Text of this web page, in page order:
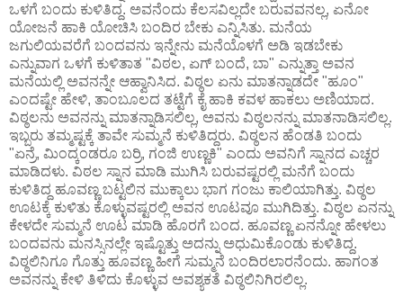
ಒಳಗೆ ಬಂದು ಕುಳಿತಿದ್ದ. ಅವನೆಂದು ಕೆಲಸವಿಲ್ಲದೇ ಬರುವವನಲ್ಲ, ಏನೋ
ಯೋಜನೆ ಹಾಕಿ ಯೋಚಿಸಿ ಬಂದಿರ ಬೇಕು ಎನ್ನಿಸಿತು. ಮನೆಯ
ಜಗುಲಿಯವರೆಗೆ ಬಂದವನು ಇನ್ನೇನು ಮನೆಯೊಳಗೆ ಅಡಿ ಇಡಬೇಕು
ಎನ್ನುವಾಗ ಒಳಗೆ ಕುಳಿತಾತ "ವಿಠಲ, ಏಗ್ ಬಂದೆ, ಬಾ" ಎನ್ನುತ್ತಾ ಅವನ
ಮನೆಯಲ್ಲಿ ಅವನನ್ನೇ ಆಹ್ವಾನಿಸಿದ. ವಿಠ್ಠಲ ಏನು ಮಾತನ್ನಾಡದೇ "ಹೂಂ"
ಎಂದಷ್ಟೇ ಹೇಳಿ, ತಾಂಬೂಲದ ತಟ್ಟೆಗೆ ಕೈ ಹಾಕಿ ಕವಳ ಹಾಕಲು ಅಣಿಯಾದ.
ವಿಠ್ಠಲನು ಅವನನ್ನು ಮಾತನ್ನಾಡಿಸಲಿಲ್ಲ, ಅವನು ವಿಠ್ಠಲನನ್ನು ಮಾತನಾಡಿಸಲಿಲ್ಲ.
ಇಬ್ಬರು ತಮ್ಮಷ್ಟಕ್ಕೆ ತಾವೇ ಸುಮ್ಮನೆ ಕುಳಿತಿದ್ದರು. ವಿಠ್ಠಲನ ಹೆಂಡತಿ ಬಂದು
"ಏನ್ರೆ, ಮಿಂದ್ಕಂಡರೂ ಬರ್ರಿ, ಗಂಜಿ ಉಣ್ಣಕಿ" ಎಂದು ಅವನಿಗೆ ಸ್ನಾನದ ಎಚ್ಚರ
ಮಾಡಿದಳು. ವಿಠಲ ಸ್ನಾನ ಮಾಡಿ ಮುಗಿಸಿ ಬರುವಷ್ಟರಲ್ಲಿ ಮನೆಗೆ ಬಂದು
ಕುಳಿತಿದ್ದ ಹೂವಣ್ಣ ಬಟ್ಟಲಿನ ಮುಕ್ಕಾಲು ಭಾಗ ಗಂಜು ಕಾಲಿಯಾಗಿತ್ತು. ವಿಠ್ಠಲ
ಊಟಕ್ಕೆ ಕುಳಿತು ಕೊಳ್ಳುವಷ್ಟರಲ್ಲಿ ಅವನ ಊಟವೂ ಮುಗಿದಿತ್ತು. ವಿಠ್ಠಲ ಏನನ್ನು
ಕೇಳದೇ ಸುಮ್ಮನೆ ಊಟ ಮಾಡಿ ಹೊರಗೆ ಬಂದ. ಹೂವಣ್ಣ ಏನನ್ನೋ ಹೇಳಲು
ಬಂದವನು ಮನಸ್ಸಿನಲ್ಲೇ ಇಷ್ಟೊತ್ತು ಅದನ್ನು ಅಧುಮಿಕೊಂಡು ಕುಳಿತಿದ್ದ.
ವಿಠ್ಠಲಿನಿಗೂ ಗೊತ್ತು ಹೂವಣ್ಣ ಹೀಗೆ ಸುಮ್ಮನೆ ಬಂದಿರಲಾರನೆಂದು. ಹಾಗಂತ
ಅವನನ್ನು ಕೇಳಿ ತಿಳಿದು ಕೊಳ್ಳುವ ಅವಶ್ಯಕತೆ ವಿಠ್ಠಲಿನಿಗಿರಲಿಲ್ಲ.